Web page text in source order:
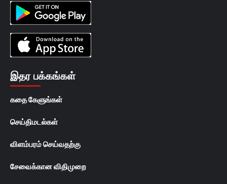
இதர பக்கங்கள்
கதை கேளுங்கள்
செய்திமடல்கள்
விளம்பரம் செய்வதற்கு
சேவைக்கான விதிமுறை